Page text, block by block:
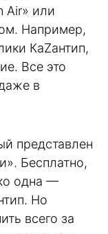
Air» или
Например,
КаZантип,
Все это
в
представлен
Бесплатно,
одна —
Но
всего за